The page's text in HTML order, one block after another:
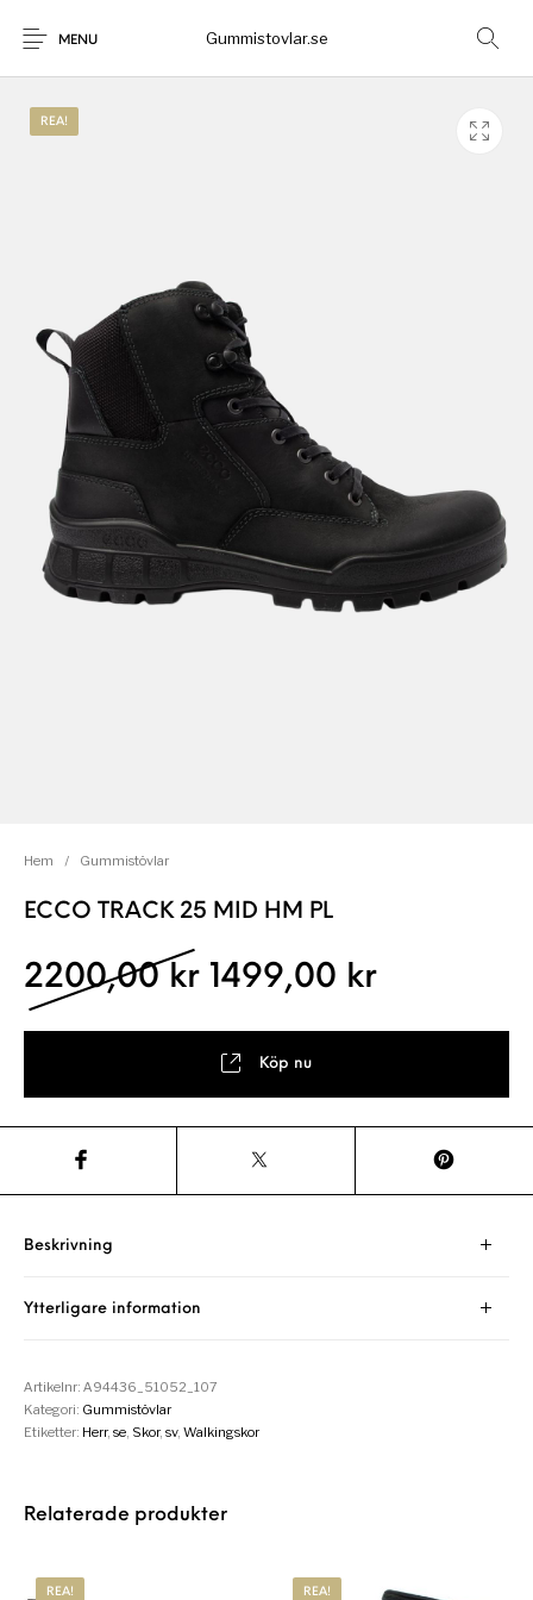
MENU Gummistovlar.se
REA!
Hem / Gummistövlar
ECCO TRACK 25 MID HM PL
2200,00 kr Det ursprungliga
1499,00 krDet
Köp nu
Beskrivning
Ytterligare information
Artikelnr:A94436_51052_107
Kategori: Gummistövlar
Etiketter: Herr,se Skor,sv,Walkingskor
Relaterade produkter
REA! REA!